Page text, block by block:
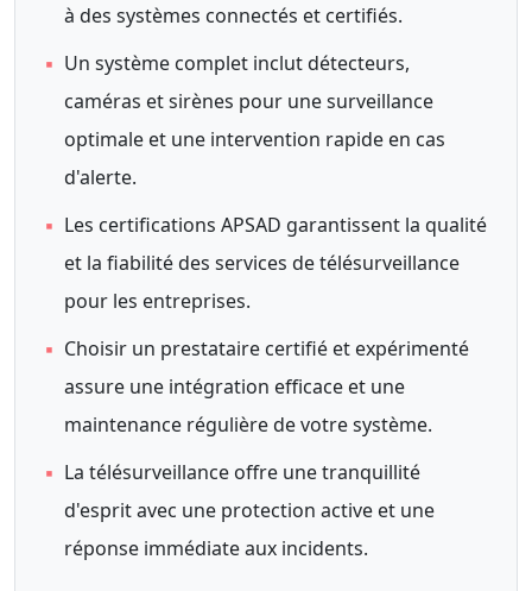
à des systèmes connectés et certifiés.
▪ Un système complet inclut détecteurs,
caméras et sirènes pour une surveillance
optimale et une intervention rapide en cas
d'alerte.
▪ Les certifications APSAD garantissent la qualité
et la fiabilité des services de télésurveillance
pour les entreprises.
▪ Choisir un prestataire certifié et expérimenté
assure une intégration efficace et une
maintenance régulière de votre système.
▪ La télésurveillance offre une tranquillité
d'esprit avec une protection active et une
réponse immédiate aux incidents.